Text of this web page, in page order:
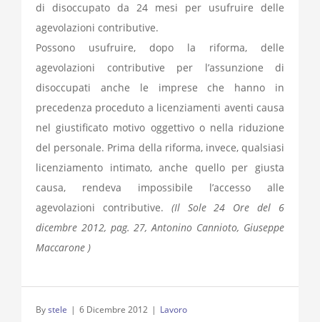
di disoccupato da 24 mesi per usufruire delle
agevolazioni contributive.
Possono usufruire, dopo la riforma, delle
agevolazioni contributive per l’assunzione di
disoccupati anche le imprese che hanno in
precedenza proceduto a licenziamenti aventi causa
nel giustificato motivo oggettivo o nella riduzione
del personale. Prima della riforma, invece, qualsiasi
licenziamento intimato, anche quello per giusta
causa, rendeva impossibile l’accesso alle
agevolazioni contributive. (Il Sole 24 Ore del 6
dicembre 2012, pag. 27, Antonino Cannioto, Giuseppe
Maccarone )
Bystele | 6 Dicembre 2012 | Lavoro